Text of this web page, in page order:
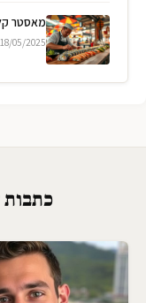
מאסטר
18/05/2025
כתבות